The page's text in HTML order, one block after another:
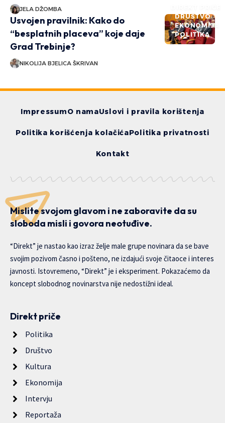
JELA DŽOMBA
DRUŠTVO
EKONOMIJA
POLITIKA
Usvojen pravilnik: Kako do
“besplatnih placeva” koje daje
Grad Trebinje?
NIKOLIJA BJELICA ŠKRIVAN
ImpressumO namaUslovi i pravila korištenja
Politika korišćenja kolačićaPolitika privatnosti
Kontakt
Mislite svojom glavom i ne zaboravite da su
sloboda misli i govora neotuđive.
“Direkt” je nastao kao izraz želje male grupe novinara da se bave
svojim pozivom časno i pošteno, ne izdajući svoje čitaoce i interes
javnosti. Istovremeno, “Direkt” je i eksperiment. Pokazaćemo da
koncept slobodnog novinarstva nije nedostižni ideal.
Direkt priče
Politika
Društvo
Kultura
Ekonomija
Intervju
Reportaža